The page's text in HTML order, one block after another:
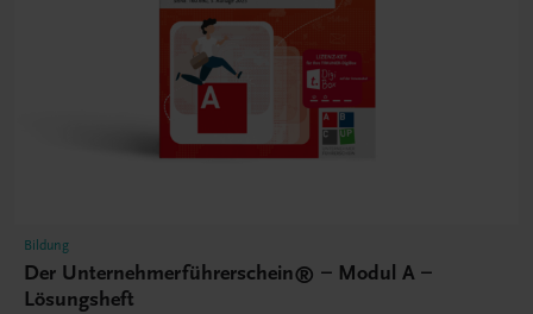
Bildung
Der Unternehmerführerschein® – Modul A –
Lösungsheft